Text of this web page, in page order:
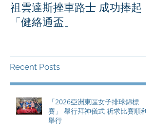
祖雲達斯挫車路士 成功捧起
「健絡通盃」
Recent Posts
「2026亞洲東區女子排球錦標
賽」 舉行拜神儀式 祈求比賽順利
舉行